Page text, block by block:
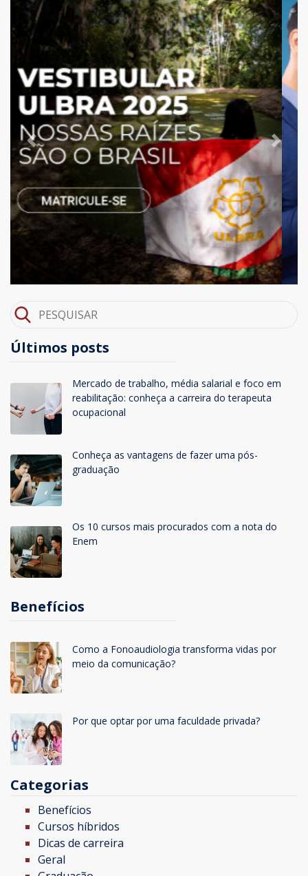
Previous Next
Últimos posts
Mercado de trabalho, média salarial e foco em
reabilitação: conheça a carreira do terapeuta
ocupacional
Conheça as vantagens de fazer uma pós-
graduação
Os 10 cursos mais procurados com a nota do
Enem
Benefícios
Como a Fonoaudiologia transforma vidas por
meio da comunicação?
Por que optar por uma faculdade privada?
Categorias
Benefícios
Cursos híbridos
Dicas de carreira
Geral